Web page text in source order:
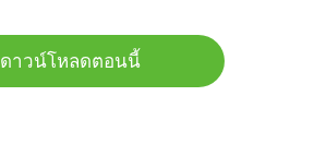
ดาวน์โหลดตอนนี้